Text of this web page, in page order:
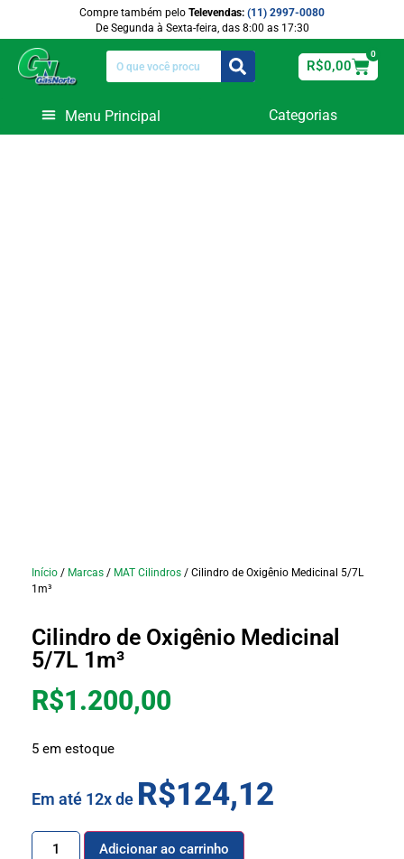
Compre também pelo Televendas: (11) 2997-0080
De Segunda à Sexta-feira, das 8:00 as 17:30
R$0,00
0
Categorias
Início / Marcas / MAT Cilindros / Cilindro de Oxigênio Medicinal 5/7L
1m³
Cilindro de Oxigênio Medicinal
5/7L 1m³
R$1.200,00
5 em estoque
Em até 12x de R$124,12
Adicionar ao carrinho